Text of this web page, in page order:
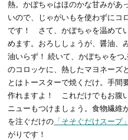
熱。かぼちゃはほのかな甘みがあ
いので、じゃがいもを使わずにコ
です！ さて、かぼちゃを温めて
めます。おろししょうが、醤油、
油いらず！ 続いて、かぼちゃを
のコロッケに、熱したマヨネーズ
とはトースターで焼くだけ。手間
作れますよ！ これだけでもお腹
ニューもつけましょう。食物繊維
を注ぐだけの 「そそぐだけスープ」
がりです！